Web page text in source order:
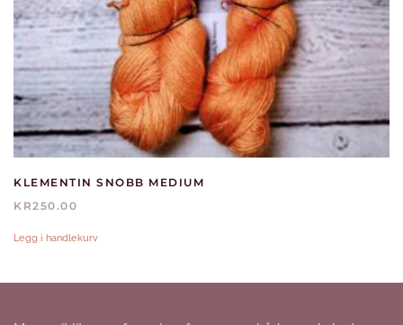
KLEMENTIN SNOBB MEDIUM
KR250.00
Legg i handlekurv